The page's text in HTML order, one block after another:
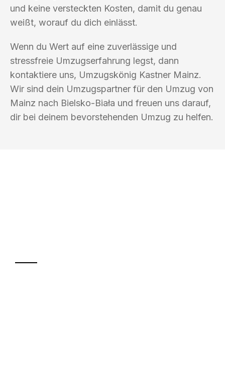
und keine versteckten Kosten, damit du genau
weißt, worauf du dich einlässt.
Wenn du Wert auf eine zuverlässige und
stressfreie Umzugserfahrung legst, dann
kontaktiere uns, Umzugskönig Kastner Mainz.
Wir sind dein Umzugspartner für den Umzug von
Mainz nach Bielsko-Biała und freuen uns darauf,
dir bei deinem bevorstehenden Umzug zu helfen.